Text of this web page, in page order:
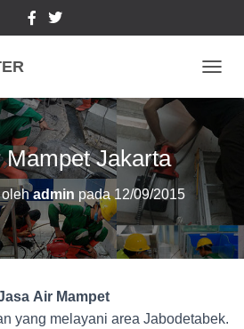
Mampet Jakarta
olehadmin pada12/09/2015
Air Mampet
yang melayani area Jabodetabek.